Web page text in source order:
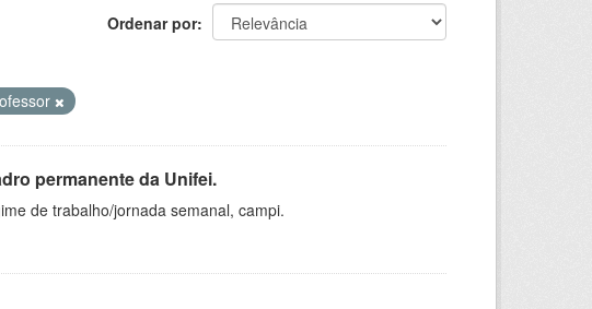
Ordenar por
permanente da Unifei.
de trabalho/jornada semanal, campi.